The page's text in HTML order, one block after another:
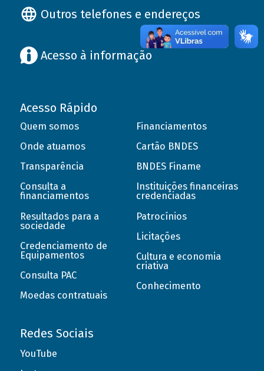
Outros telefones e endereços
Acesso à informação
Acesso Rápido
Quem somos
Onde atuamos
Transparência
Consulta a
financiamentos
Resultados para a
sociedade
Credenciamento de
Equipamentos
Consulta PAC
Moedas contratuais
Financiamentos
Cartão BNDES
BNDES Finame
Instituições financeiras
credenciadas
Patrocínios
Licitações
Cultura e economia
criativa
Conhecimento
Redes Sociais
YouTube